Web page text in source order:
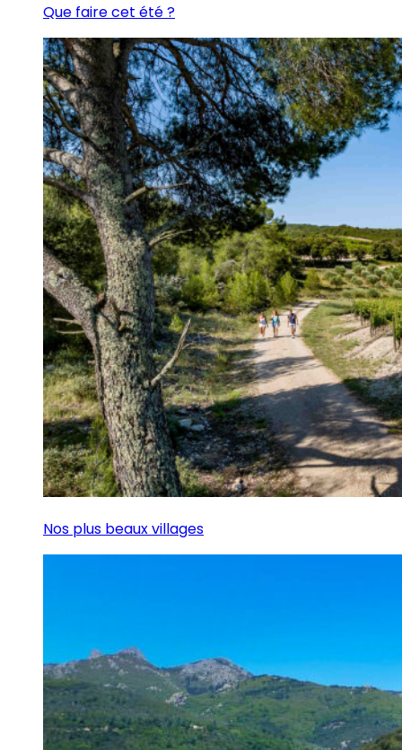
Que faire cet été ?
Nos plus beaux villages